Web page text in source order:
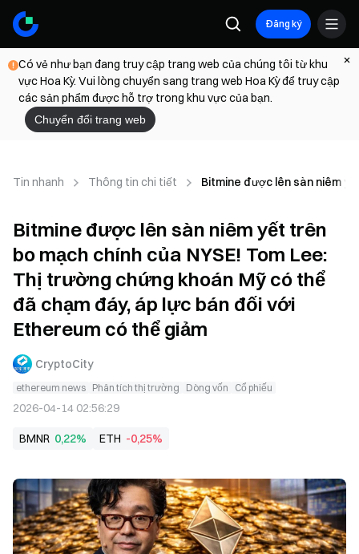
Đăng ký
Có vẻ như bạn đang truy cập trang web của chúng tôi từ khu
vực Hoa Kỳ. Vui lòng chuyển sang trang web Hoa Kỳ để truy cập
các sản phẩm được hỗ trợ trong khu vực của bạn.
Chuyển đổi trang web
Tin nhanh Thông tin chi tiết Bitmine được lên sàn niêm
Bitmine được lên sàn niêm yết trên
bo mạch chính của NYSE! Tom Lee:
Thị trường chứng khoán Mỹ có thể
đã chạm đáy, áp lực bán đối với
Ethereum có thể giảm
CryptoCity
ethereum news Phân tích thị trường Dòng vốn Cổ phiếu
2026-04-14 02:56:29
BMNR 0,22% ETH -0,25%